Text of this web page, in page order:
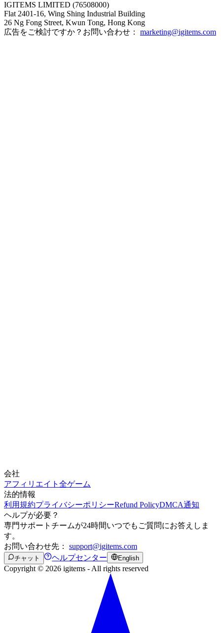
IGITEMS LIMITED (76508000)
Flat 2401-16, Wing Shing Industrial Building
26 Ng Fong Street, Kwun Tong, Hong Kong
広告をご検討ですか？お問い合わせ： marketing@igitems.com
会社
アフィリエイト 全ゲーム
法的情報
利用規約プライバシーポリシーRefund PolicyDMCA通知
ヘルプが必要？
専門サポートチームが24時間いつでもご質問にお答えしま
す。
お問い合わせ先： support@igitems.com
チャット ヘルプセンター English
Copyright © 2026 igitems - All rights reserved